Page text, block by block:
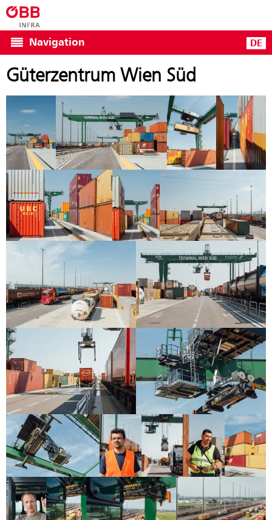
Navigation DE
Güterzentrum Wien Süd